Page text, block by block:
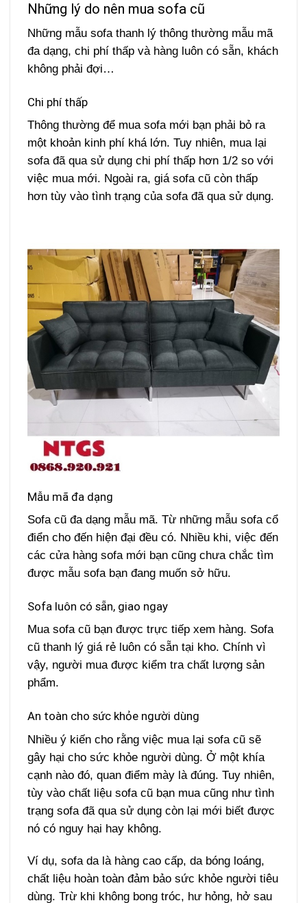
Những lý do nên mua sofa cũ
Những mẫu sofa thanh lý thông thường mẫu mã
đa dạng, chi phí thấp và hàng luôn có sẵn, khách
không phải đợi…
Chi phí thấp
Thông thường để mua sofa mới bạn phải bỏ ra
một khoản kinh phí khá lớn. Tuy nhiên, mua lại
sofa đã qua sử dụng chi phí thấp hơn 1/2 so với
việc mua mới. Ngoài ra, giá sofa cũ còn thấp
hơn tùy vào tình trạng của sofa đã qua sử dụng.
Mẫu mã đa dạng
Sofa cũ đa dạng mẫu mã. Từ những mẫu sofa cổ
điển cho đến hiện đại đều có. Nhiều khi, việc đến
các cửa hàng sofa mới bạn cũng chưa chắc tìm
được mẫu sofa bạn đang muốn sở hữu.
Sofa luôn có sẵn, giao ngay
Mua sofa cũ bạn được trực tiếp xem hàng. Sofa
cũ thanh lý giá rẻ luôn có sẵn tại kho. Chính vì
vậy, người mua được kiểm tra chất lượng sản
phẩm.
An toàn cho sức khỏe người dùng
Nhiều ý kiến cho rằng việc mua lại sofa cũ sẽ
gây hại cho sức khỏe người dùng. Ở một khía
cạnh nào đó, quan điểm mày là đúng. Tuy nhiên,
tùy vào chất liệu sofa cũ bạn mua cũng như tình
trạng sofa đã qua sử dụng còn lại mới biết được
nó có nguy hại hay không.
Ví dụ, sofa da là hàng cao cấp, da bóng loáng,
chất liệu hoàn toàn đảm bảo sức khỏe người tiêu
dùng. Trừ khi không bong tróc, hư hỏng, hở sau